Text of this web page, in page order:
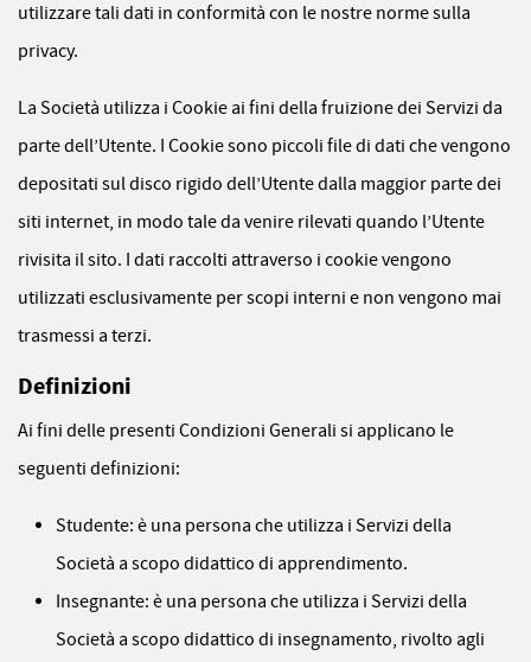
utilizzare tali dati in conformità con le nostre norme sulla
privacy.
La Società utilizza i Cookie ai fini della fruizione dei Servizi da
parte dell’Utente. I Cookie sono piccoli file di dati che vengono
depositati sul disco rigido dell’Utente dalla maggior parte dei
siti internet, in modo tale da venire rilevati quando l’Utente
rivisita il sito. I dati raccolti attraverso i cookie vengono
utilizzati esclusivamente per scopi interni e non vengono mai
trasmessi a terzi.
Definizioni
Ai fini delle presenti Condizioni Generali si applicano le
seguenti definizioni:
Studente: è una persona che utilizza i Servizi della
Società a scopo didattico di apprendimento.
Insegnante: è una persona che utilizza i Servizi della
Società a scopo didattico di insegnamento, rivolto agli